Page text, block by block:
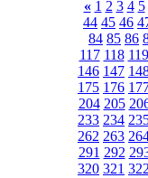
« 1 2 3 4 5
44 45 46
84 85 86
117 118 119
146 147
175 176
204 205
233 234
262 263
291 292
320 321 322